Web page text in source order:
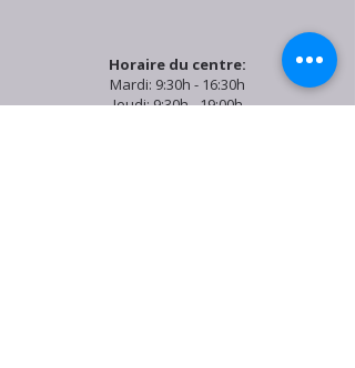
Horaire du centre:
Mardi: 9:30h - 16:30h
Jeudi: 9:30h - 19:00h